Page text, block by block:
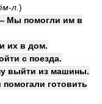
л. )
Мы помогли им в
их в дом.
с поезда.
выйти из машины.
готовить